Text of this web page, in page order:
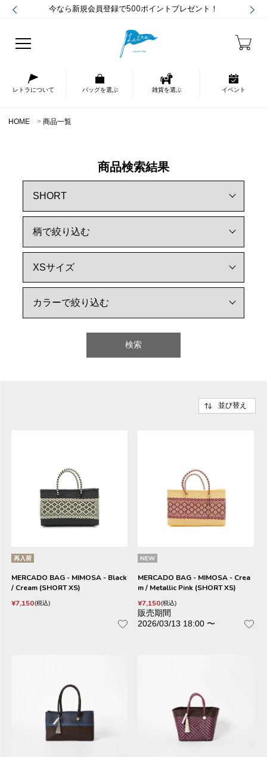
今なら新規会員登録で500ポイントプレゼント！
レトラについて バッグを選ぶ 雑貨を選ぶ イベント
HOME 商品一覧
商品検索結果
検索
並び替え
再入荷
MERCADO BAG - MIMOSA - Black
/ Cream (SHORT XS)
¥7,150 税込
NEW
MERCADO BAG - MIMOSA - Crea
m / Metallic Pink (SHORT XS)
¥7,150 税込
販売期間
2026/03/13 18:00 〜